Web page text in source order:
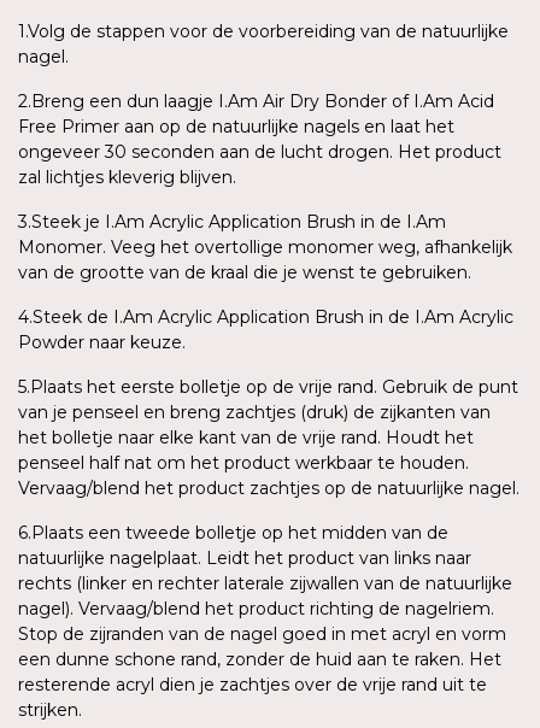
1.Volg de stappen voor de voorbereiding van de natuurlijke
nagel.
2.Breng een dun laagje I.Am Air Dry Bonder of I.Am Acid
Free Primer aan op de natuurlijke nagels en laat het
ongeveer 30 seconden aan de lucht drogen. Het product
zal lichtjes kleverig blijven.
3.Steek je I.Am Acrylic Application Brush in de I.Am
Monomer. Veeg het overtollige monomer weg, afhankelijk
van de grootte van de kraal die je wenst te gebruiken.
4.Steek de I.Am Acrylic Application Brush in de I.Am Acrylic
Powder naar keuze.
5.Plaats het eerste bolletje op de vrije rand. Gebruik de punt
van je penseel en breng zachtjes (druk) de zijkanten van
het bolletje naar elke kant van de vrije rand. Houdt het
penseel half nat om het product werkbaar te houden.
Vervaag/blend het product zachtjes op de natuurlijke nagel.
6.Plaats een tweede bolletje op het midden van de
natuurlijke nagelplaat. Leidt het product van links naar
rechts (linker en rechter laterale zijwallen van de natuurlijke
nagel). Vervaag/blend het product richting de nagelriem.
Stop de zijranden van de nagel goed in met acryl en vorm
een dunne schone rand, zonder de huid aan te raken. Het
resterende acryl dien je zachtjes over de vrije rand uit te
strijken.